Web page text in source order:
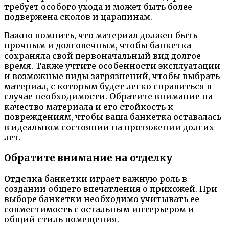
требует особого ухода и может быть более
подвержена сколов и царапинам.
Важно помнить, что материал должен быть
прочным и долговечным, чтобы банкетка
сохраняла свой первоначальный вид долгое
время. Также учтите особенности эксплуатации
и возможные виды загрязнений, чтобы выбрать
материал, с которым будет легко справиться в
случае необходимости. Обратите внимание на
качество материала и его стойкость к
повреждениям, чтобы ваша банкетка оставалась
в идеальном состоянии на протяжении долгих
лет.
Обратите внимание на отделку
Отделка банкетки играет важную роль в
создании общего впечатления о прихожей. При
выборе банкетки необходимо учитывать ее
совместимость с остальным интерьером и
общий стиль помещения.